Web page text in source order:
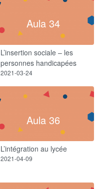
Aula 34
L’insertion sociale – les
personnes handicapées
2021-03-24
Aula 36
L’intégration au lycée
2021-04-09